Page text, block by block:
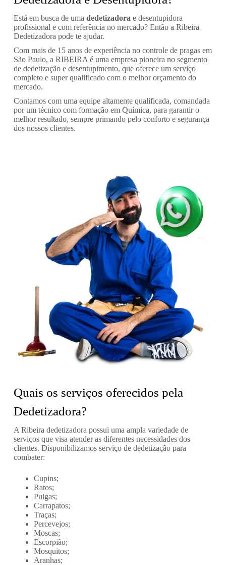
Está em busca de uma dedetizadora e desentupidora
profissional e com referência no mercado? Então a Ribeira
Dedetizadora pode te ajudar.
Com mais de 15 anos de experiência no controle de pragas em
São Paulo, a RIBEIRA é uma empresa pioneira no segmento
de dedetização e desentupimento, que oferece um serviço
completo e super qualificado com o melhor orçamento do
mercado.
Contamos com uma equipe altamente qualificada, comandada
por um técnico com formação em Química, para garantir o
melhor resultado, sempre primando pelo conforto e segurança
dos nossos clientes.
Quais os serviços oferecidos pela
Dedetizadora?
A Ribeira dedetizadora possui uma ampla variedade de
serviços que visa atender as diferentes necessidades dos
clientes. Disponibilizamos serviço de dedetização para
combater:
Cupins;
Ratos;
Pulgas;
Carrapatos;
Traças;
Percevejos;
Moscas;
Escorpião;
Mosquitos;
Aranhas;